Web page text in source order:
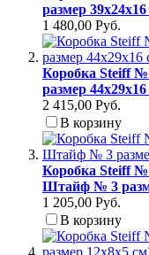
размер
1 480,00 Руб.
Коробка Steiff
размер
2 415,00 Руб.
В корзину
Коробка Steiff №
Штайф № 3
1 205,00 Руб.
В корзину